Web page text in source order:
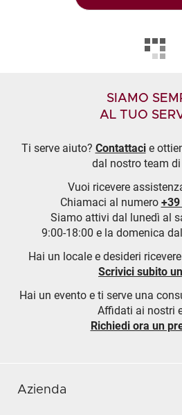
SIAMO
AL TUO
Ti serve aiuto? Contattacie
dal nostro team di
Vuoi ricevere
Chiamaci al numero
Siamo attivi dal lunedì al
9:00-18:00 e la domenica
Hai un locale e desideri
Scrivici subito
Hai un evento e ti serve una
Affidati ai nostri
Richiedi ora un
Azienda